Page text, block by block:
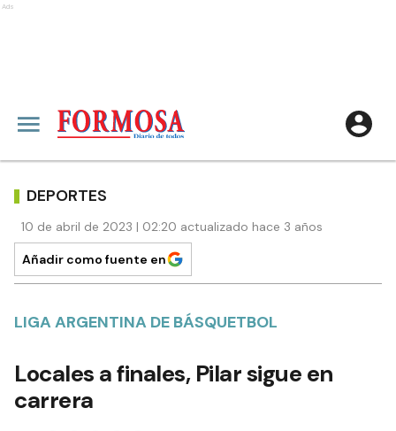
Ads
DEPORTES
10 de abril de 2023 | 02:20 actualizado hace 3 años
Añadir como fuente en
LIGA ARGENTINA DE BÁSQUETBOL
Locales a finales, Pilar sigue en
carrera